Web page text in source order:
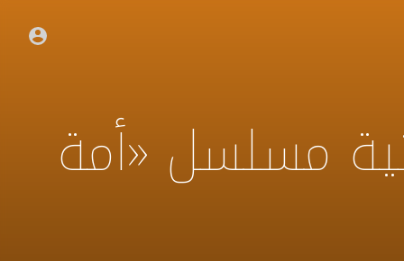
مسلسل «أمة